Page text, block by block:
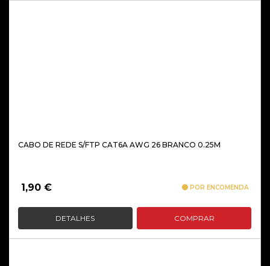
CABO DE REDE S/FTP CAT6A AWG 26 BRANCO 0.25M
1,90 € POR ENCOMENDA
DETALHES COMPRAR